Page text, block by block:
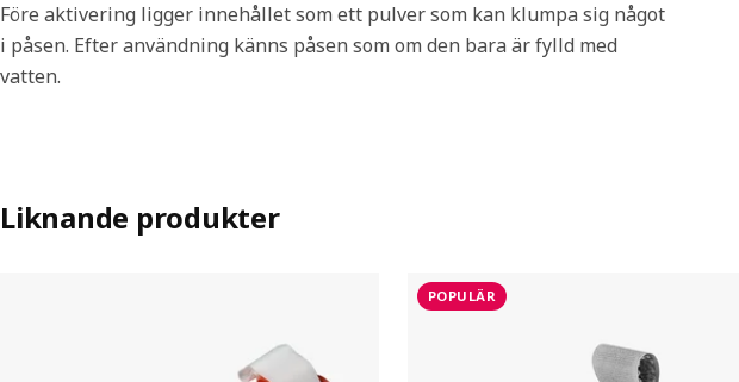
Före aktivering ligger innehållet som ett pulver som kan klumpa sig något
i påsen. Efter användning känns påsen som om den bara är fylld med
vatten.
Liknande produkter
POPULÄR